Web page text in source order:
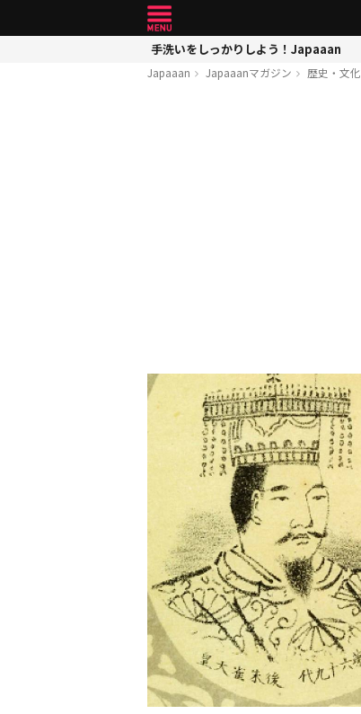
手洗いをしっかりしよう！Japaaan
Japaaan Japaaanマガジン 歴史・文化